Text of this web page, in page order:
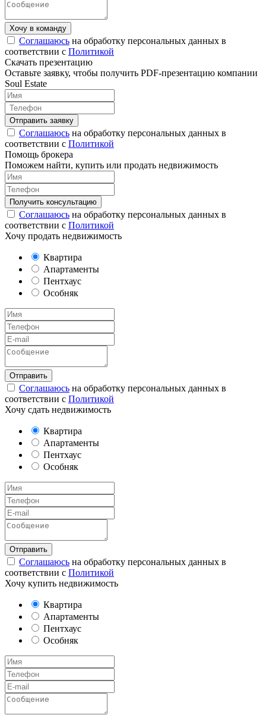
Соглашаюсь на обработку персональных данных в
соответствии с Политикой
Скачать презентацию
Оставьте заявку, чтобы получить PDF-презентацию компании
Soul Estate
Соглашаюсь на обработку персональных данных в
соответствии с Политикой
Помощь брокера
Поможем найти, купить или продать недвижимость
Соглашаюсь на обработку персональных данных в
соответствии с Политикой
Хочу продать недвижимость
Квартира
Апартаменты
Пентхаус
Особняк
Соглашаюсь на обработку персональных данных в
соответствии с Политикой
Хочу сдать недвижимость
Квартира
Апартаменты
Пентхаус
Особняк
Соглашаюсь на обработку персональных данных в
соответствии с Политикой
Хочу купить недвижимость
Квартира
Апартаменты
Пентхаус
Особняк